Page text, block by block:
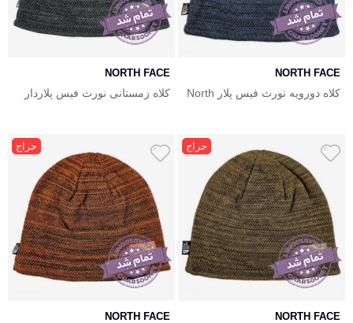
NORTH FACE
کلاه دورویه نورث فیس پلار North
NORTH FACE
کلاه زمستانی نورث فیس پلاردار
حراج
NORTH FACE
حراج
NORTH FACE